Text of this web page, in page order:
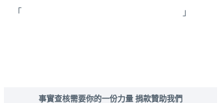
「 」
事實查核需要你的一份力量 捐款贊助我們